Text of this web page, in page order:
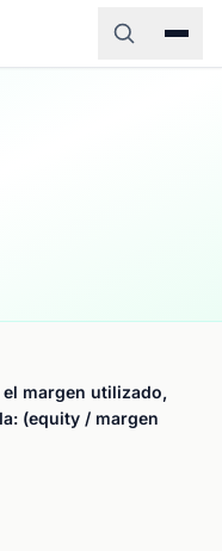
margen utilizado,
(equity / margen